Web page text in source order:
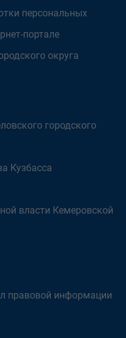
персональных
портале
округа
городского
Кузбасса
власти Кемеровской
правовой информации